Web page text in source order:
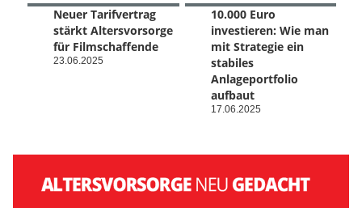
Neuer Tarifvertrag
stärkt Altersvorsorge
für Filmschaffende
23.06.2025
10.000 Euro
investieren: Wie man
mit Strategie ein
stabiles
Anlageportfolio
aufbaut
17.06.2025